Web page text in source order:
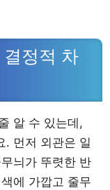
정적 차
알 수 있는데,
. 먼저 외관은 일
늬가 뚜렷한 반
에 가깝고 줄무